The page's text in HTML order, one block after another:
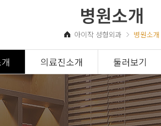
병원소개
아이작 성형외과 병원소개
의료진소개 둘러보기